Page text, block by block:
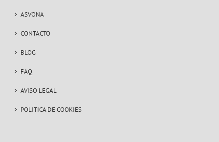
ASVONA
CONTACTO
BLOG
FAQ
AVISO LEGAL
POLITICA DE COOKIES